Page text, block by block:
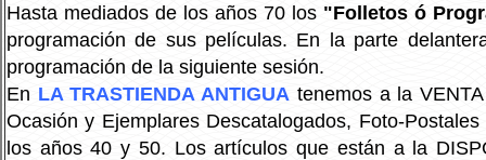
Hasta mediados de los años 70 los "Folletos ó
programación de sus películas. En la parte
programación de la siguiente sesión.
En LA TRASTIENDA ANTIGUA tenemos a la
Ocasión y Ejemplares Descatalogados, Foto-
los años 40 y 50. Los artículos que están a la